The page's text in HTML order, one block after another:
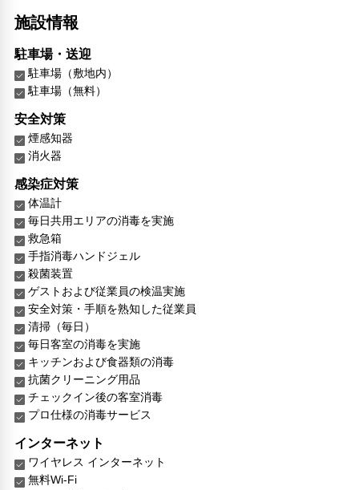
施設情報
駐車場・送迎
駐車場（敷地内）
駐車場（無料）
安全対策
煙感知器
消火器
感染症対策
体温計
毎日共用エリアの消毒を実施
救急箱
手指消毒ハンドジェル
殺菌装置
ゲストおよび従業員の検温実施
安全対策・手順を熟知した従業員
清掃（毎日）
毎日客室の消毒を実施
キッチンおよび食器類の消毒
抗菌クリーニング用品
チェックイン後の客室消毒
プロ仕様の消毒サービス
インターネット
ワイヤレス インターネット
無料Wi-Fi